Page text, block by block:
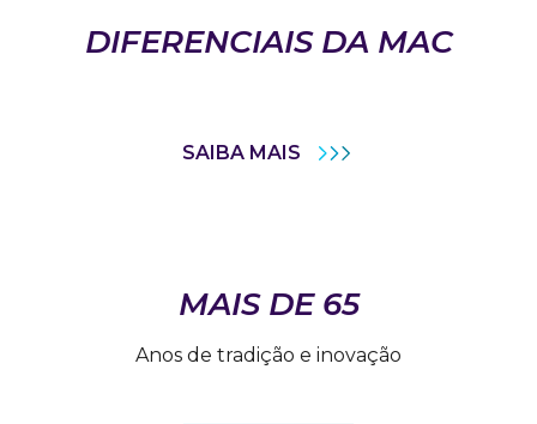
DIFERENCIAIS DA MAC
SAIBA MAIS
MAIS DE 65
Anos de tradição e inovação